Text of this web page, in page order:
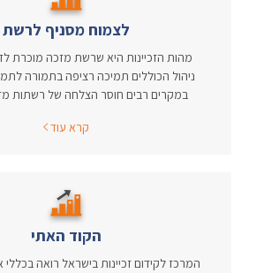
לצמוח מסניף לרשת
מהות הזכיינות היא שרשת מזכה מוכרת
ניהול הכוללים תמיכה רציפה בתמורה
במקרים רבים חוסר הצלחה של רשתות
קרא עוד
הקוד האתי
המרכז לקידום זכיינות בישראל רואה בכללי